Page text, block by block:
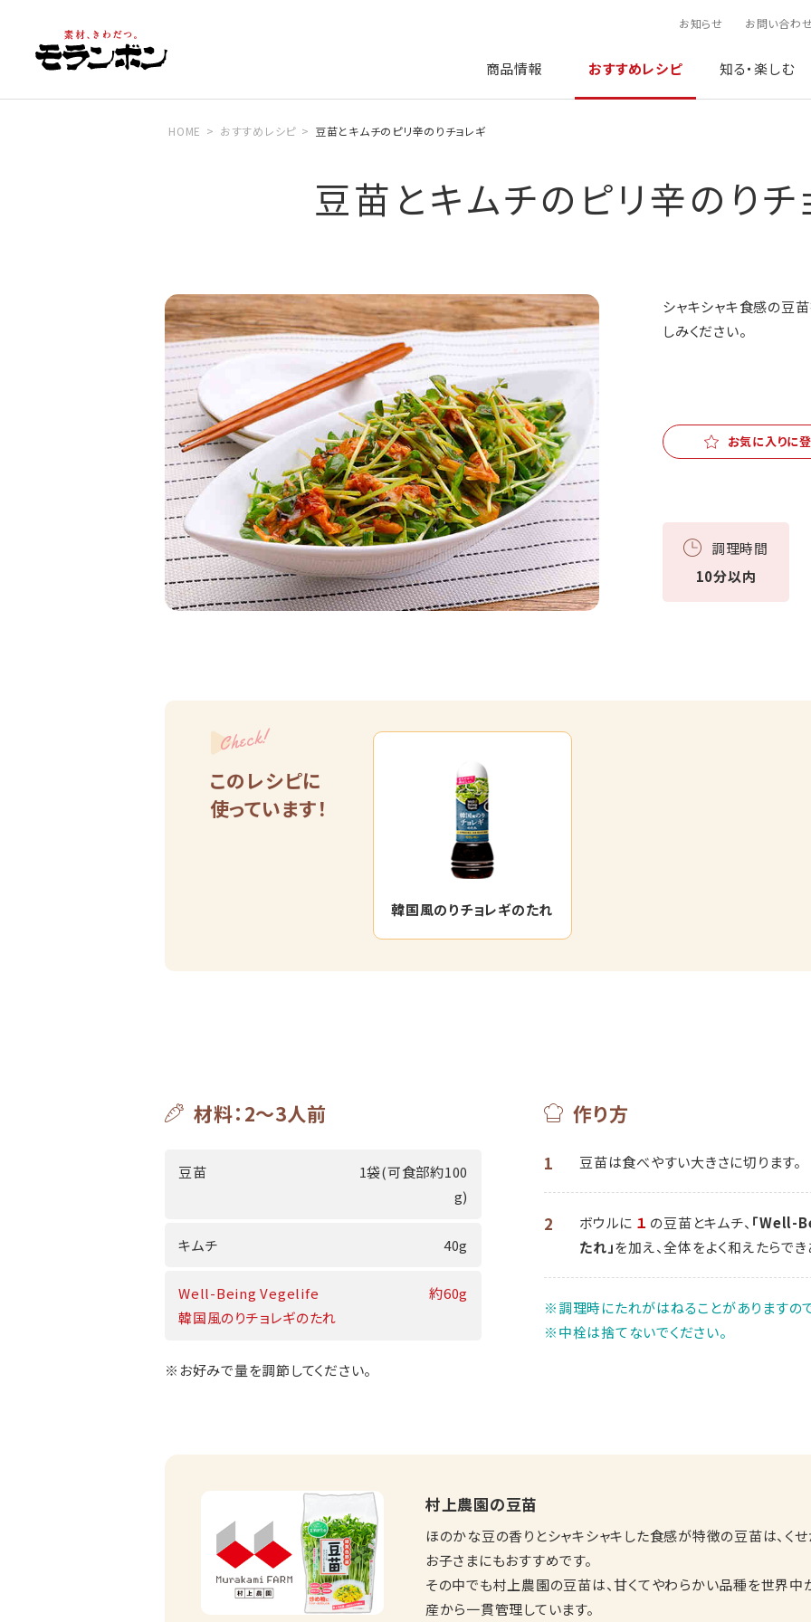
お知らせ お問い合わ
商品情報 おすすめレシピ 知る・楽しむ
HOME おすすめレシピ 豆苗とキムチのピリ辛のりチョレギ
豆苗とキムチのピリ辛のりチ
シャキシャキ食感の豆
しみください。
お気に入りに
調理時間
10分以内
Check!
このレシピに
使っています！
韓国風のりチョレギのたれ
材料：2～3人前
豆苗
1袋(可食部約100
g)
キムチ 40g
Well-Being Vegelife
韓国風のりチョレギのたれ
約60g
※お好みで量を調節してください。
作り方
1 豆苗は食べやすい大きさに切ります。
2 ボウルに １ の豆苗とキムチ、 「Well-
たれ」を加え、全体をよく和えたらでき
※調理時にたれがはねることがありますの
※中栓は捨てないでください。
村上農園の豆苗
ほのかな豆の香りとシャキシャキした食感が特徴の豆苗は、く
お子さまにもおすすめです。
その中でも村上農園の豆苗は、甘くてやわらかい品種を世界中
産から一貫管理しています。